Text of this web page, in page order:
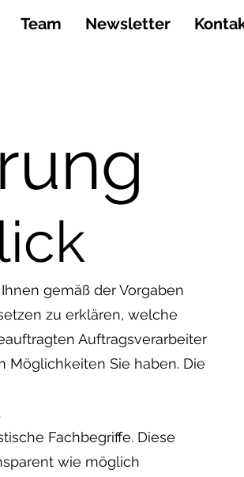
Team Newsletter
gemäß der Vorgaben
zu erklären, welche
Auftragsverarbeiter
Möglichkeiten Sie haben. Die
Fachbegriffe. Diese
wie möglich